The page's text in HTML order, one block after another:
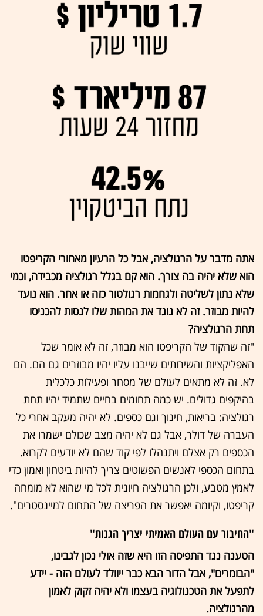
אתה מדבר על הרגולציה, אבל כל הרעיון מאחורי הקריפטו
הוא שלא יהיה בה צורך. הוא קם בגלל רגולציה מכבידה, וכמי
שלא נתון לשליטה ולגחמות רגולטור כזה או אחר. הוא נועד
להיות מבוזר. זה לא נוגד את המהות שלו לנסות להכניסו
תחת הרגולציה?
"זה שהקוד של הקריפטו הוא מבוזר, זה לא אומר שכל
האפליקציות והשירותים שייבנו עליו יהיו מבוזרים גם הם. הם
לא. זה לא מתאים לעולם של מסחר ופעילות כלכלית
בהיקפים גדולים. יש כמה תחומים בחיים שתמיד יהיו תחת
רגולציה: בריאות, חינוך וגם כספים. לא יהיה מעקב אחרי כל
העברה של דולר, אבל גם לא יהיה מצב שכולם ישמרו את
הכספים רק אצלם ויתנהלו לפי קוד שהם לא יודעים לקרוא.
בתחום הכספי לאנשים הפשוטים צריך להיות ביטחון ואמון כדי
לאמץ מטבע, ולכן הרגולציה חיונית לכל מי שהוא לא מומחה
קריפטו, וקיומה יאפשר את הפריצה של התחום למיינסטרים".
"החיבור עם העולם האמיתי יצריך הגנות"
הטענה נגד התפיסה הזו היא שזה אולי נכון לגבינו,
"הבומרים", אבל הדור הבא כבר ייוולד לעולם הזה - יידע
לתפעל את הטכנולוגיה בעצמו ולא יהיה זקוק לאמון
מהרגולציה.